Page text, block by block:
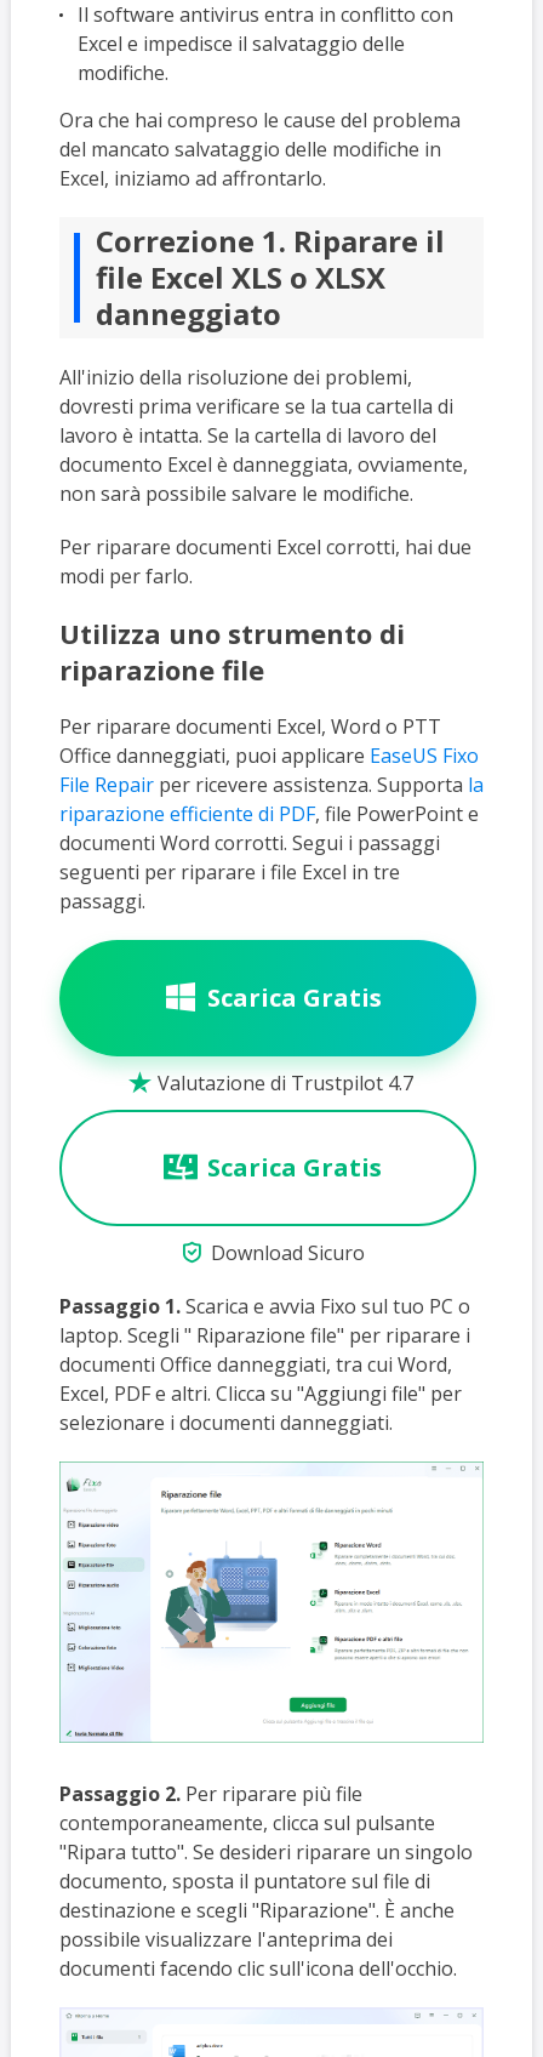
Il software antivirus entra in conflitto con
Excel e impedisce il salvataggio delle
modifiche.
Ora che hai compreso le cause del problema
del mancato salvataggio delle modifiche in
Excel, iniziamo ad affrontarlo.
Correzione 1. Riparare il
file Excel XLS o XLSX
danneggiato
All'inizio della risoluzione dei problemi,
dovresti prima verificare se la tua cartella di
lavoro è intatta. Se la cartella di lavoro del
documento Excel è danneggiata, ovviamente,
non sarà possibile salvare le modifiche.
Per riparare documenti Excel corrotti, hai due
modi per farlo.
Utilizza uno strumento di
riparazione file
Per riparare documenti Excel, Word o PTT
Office danneggiati, puoi applicare EaseUS Fixo
File Repairper ricevere assistenza. Supporta la
riparazione efficiente di PDF, file PowerPoint e
documenti Word corrotti. Segui i passaggi
seguenti per riparare i file Excel in tre
passaggi.
Scarica Gratis
 Valutazione di Trustpilot 4.7
Scarica Gratis
 Download Sicuro
Passaggio 1.Scarica e avvia Fixo sul tuo PC o
laptop. Scegli " Riparazione file" per riparare i
documenti Office danneggiati, tra cui Word,
Excel, PDF e altri. Clicca su "Aggiungi file" per
selezionare i documenti danneggiati.
Passaggio 2.Per riparare più file
contemporaneamente, clicca sul pulsante
"Ripara tutto". Se desideri riparare un singolo
documento, sposta il puntatore sul file di
destinazione e scegli "Riparazione". È anche
possibile visualizzare l'anteprima dei
documenti facendo clic sull'icona dell'occhio.